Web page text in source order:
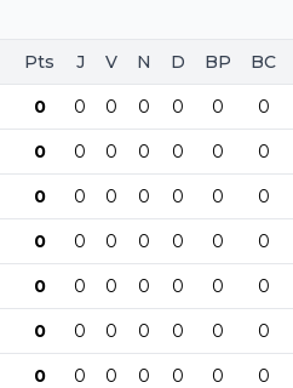
Pts J V N D BP BC
0 0 0 0 0 0 0
0 0 0 0 0 0 0
0 0 0 0 0 0 0
0 0 0 0 0 0 0
0 0 0 0 0 0 0
0 0 0 0 0 0 0
0 0 0 0 0 0 0